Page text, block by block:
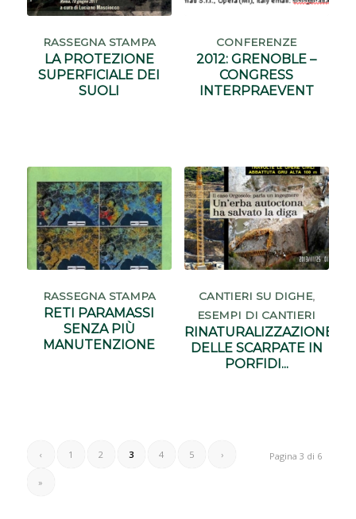
RASSEGNA STAMPA
LA PROTEZIONE
SUPERFICIALE DEI
SUOLI
CONFERENZE
2012: GRENOBLE –
CONGRESS
INTERPRAEVENT
RASSEGNA STAMPA
RETI PARAMASSI
SENZA PIÙ
MANUTENZIONE
CANTIERI SU DIGHE,
ESEMPI DI CANTIERI
RINATURALIZZAZIONE
DELLE SCARPATE IN
PORFIDI...
Pagina 3 di 6
‹ 1 2 3 4 5 ›
»